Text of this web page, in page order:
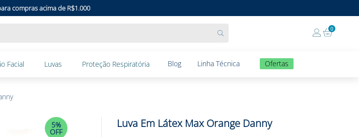
compras acima de R$1.000
0
Facial Luvas Proteção Respiratória Blog Linha Técnica Ofertas
5%
OFF
Luva Em Látex Max Orange Danny